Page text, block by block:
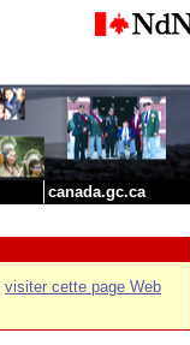
canada.gc.ca
visiter cette page Web